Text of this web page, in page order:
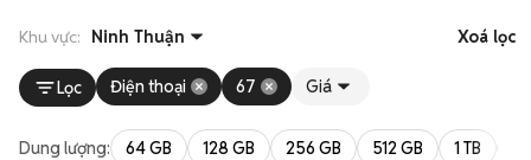
Khu vực: Ninh Thuận Xoá lọc
Lọc Điện thoại 67 Giá
Dung lượng: 64 GB 128 GB 256 GB 512 GB 1 TB